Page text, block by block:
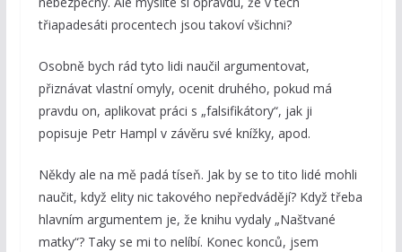
třiapadesáti procentech jsou takoví všichni?
Osobně bych rád tyto lidi naučil argumentovat,
přiznávat vlastní omyly, ocenit druhého, pokud má
pravdu on, aplikovat práci s „falsifikátory“, jak ji
popisuje Petr Hampl v závěru své knížky, apod.
Někdy ale na mě padá tíseň. Jak by se to tito lidé mohli
naučit, když elity nic takového nepředvádějí? Když třeba
hlavním argumentem je, že knihu vydaly „Naštvané
matky“? Taky se mi to nelíbí. Konec konců, jsem